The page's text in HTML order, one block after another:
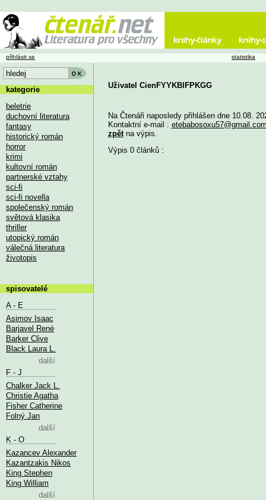
Uživatel CienFYYKBlFPKGG
Na Čtenáři naposledy přihlášen dne 10.08.
Kontaktní e-mail :
zpětna výpis.
Výpis 0 článků :
přihlásit se statistika
kategorie
beletrie
duchovní literatura
fantasy
historický román
horror
krimi
kultovní román
partnerské vztahy
sci-fi
sci-fi novella
společenský román
světová klasika
thriller
utopický román
válečná literatura
životopis
spisovatelé
A - E
Asimov Isaac
Barjavel René
Barker Clive
Black Laura L.
další
F - J
Chalker Jack L.
Christie Agatha
Fisher Catherine
Folný Jan
další
K - O
Kazancev Alexander
Kazantzakis Nikos
King Stephen
King William
další